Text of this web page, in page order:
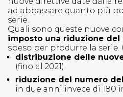
ad abbassare quanto più
serie.
Quali sono queste nuove
imposto una riduzione
speso per produrre la serie.
distribuzione delle
(fino al 2021)
riduzione del numero
in due anni invece di 180